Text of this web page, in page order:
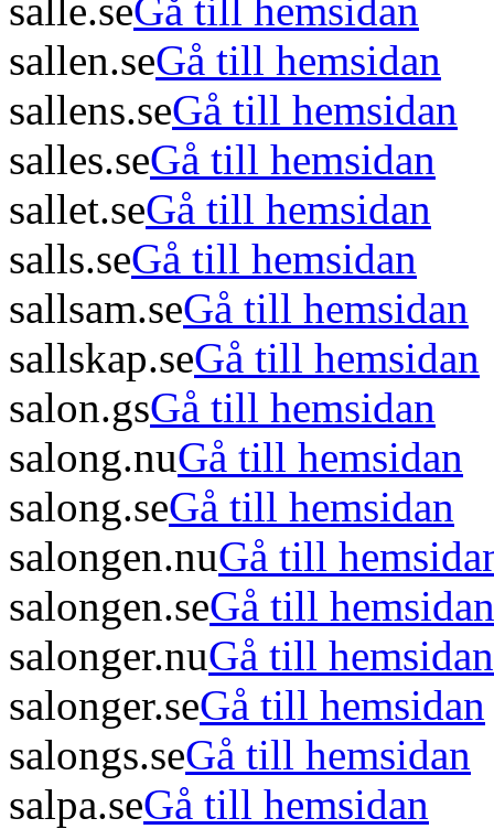
salle.seGå till hemsidan
sallen.seGå till hemsidan
sallens.seGå till hemsidan
salles.seGå till hemsidan
sallet.seGå till hemsidan
salls.seGå till hemsidan
sallsam.seGå till hemsidan
sallskap.seGå till hemsidan
salon.gsGå till hemsidan
salong.nuGå till hemsidan
salong.seGå till hemsidan
salongen.nuGå till
salongen.seGå till hemsidan
salonger.nuGå till hemsidan
salonger.seGå till hemsidan
salongs.seGå till hemsidan
salpa.seGå till hemsidan